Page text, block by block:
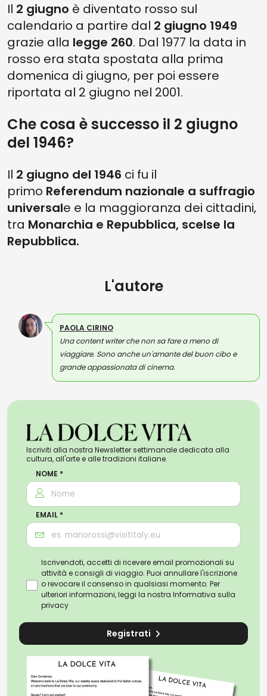
Il 2 giugno è diventato rosso sul
calendario a partire dal 2 giugno 1949
grazie alla legge 260. Dal 1977 la data in
rosso era stata spostata alla prima
domenica di giugno, per poi essere
riportata al 2 giugno nel 2001.
Che cosa è successo il 2 giugno
del 1946?
Il 2 giugno del 1946 ci fu il
primo Referendum nazionale a suffragio
universale e la maggioranza dei cittadini,
tra Monarchia e Repubblica, scelse la
Repubblica.
L'autore
PAOLA CIRINO
Una content writer che non sa fare a meno di
viaggiare. Sono anche un'amante del buon cibo e
grande appassionata di cinema.
Iscriviti alla nostra Newsletter settimanale dedicata alla
cultura, all'arte e alle tradizioni italiane.
NOME *
EMAIL *
Iscrivendoti, accetti di ricevere email promozionali su
attività e consigli di viaggio. Puoi annullare l'iscrizione
o revocare il consenso in qualsiasi momento. Per
ulteriori informazioni, leggi la nostra Informativa sulla
privacy
Registrati